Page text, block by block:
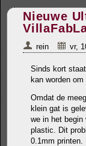
Nieuwe
rein vr,
Sinds kort
kan worden
Omdat de
klein gat is
we in het begin
plastic. Dit
0.1mm printen.